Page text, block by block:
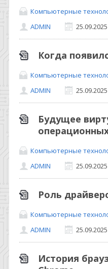
Компьютерные
ADMIN
25.09.2025
Когда
Компьютерные
ADMIN
25.09.2025
Будущее
Компьютерные
ADMIN
25.09.2025
Роль
Компьютерные
ADMIN
25.09.2025
История